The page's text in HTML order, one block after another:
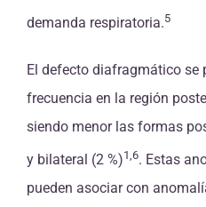
demanda respiratoria.5
El defecto diafragmático se
frecuencia en la región
siendo menor las formas
y bilateral (2 %)1,6. Estas
pueden asociar con